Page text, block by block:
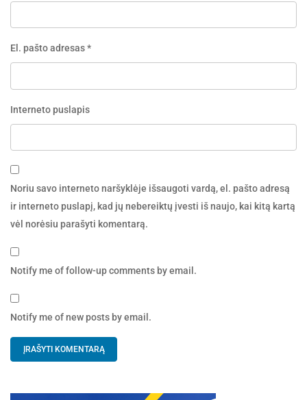
El. pašto adresas*
Interneto puslapis
Noriu savo interneto naršyklėje išsaugoti vardą, el. pašto adresą
ir interneto puslapį, kad jų nebereiktų įvesti iš naujo, kai kitą kartą
vėl norėsiu parašyti komentarą.
Notify me of follow-up comments by email.
Notify me of new posts by email.